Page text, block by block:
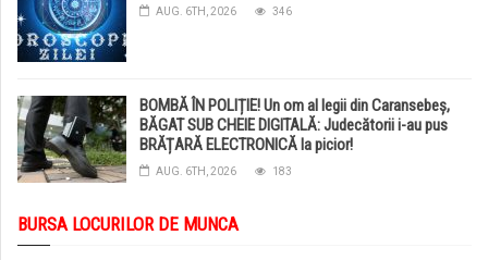
AUG. 6TH, 2026 346
BOMBĂ ÎN POLIȚIE! Un om al legii din Caransebeș,
BĂGAT SUB CHEIE DIGITALĂ: Judecătorii i-au pus
BRĂȚARĂ ELECTRONICĂ la picior!
AUG. 6TH, 2026 183
BURSA LOCURILOR DE MUNCA